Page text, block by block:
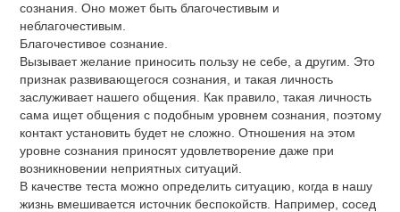
сознания. Оно может быть благочестивым и
неблагочестивым.
Благочестивое сознание.
Вызывает желание приносить пользу не себе, а другим. Это
признак развивающегося сознания, и такая личность
заслуживает нашего общения. Как правило, такая личность
сама ищет общения с подобным уровнем сознания, поэтому
контакт установить будет не сложно. Отношения на этом
уровне сознания приносят удовлетворение даже при
возникновении неприятных ситуаций.
В качестве теста можно определить ситуацию, когда в нашу
жизнь вмешивается источник беспокойств. Например, сосед